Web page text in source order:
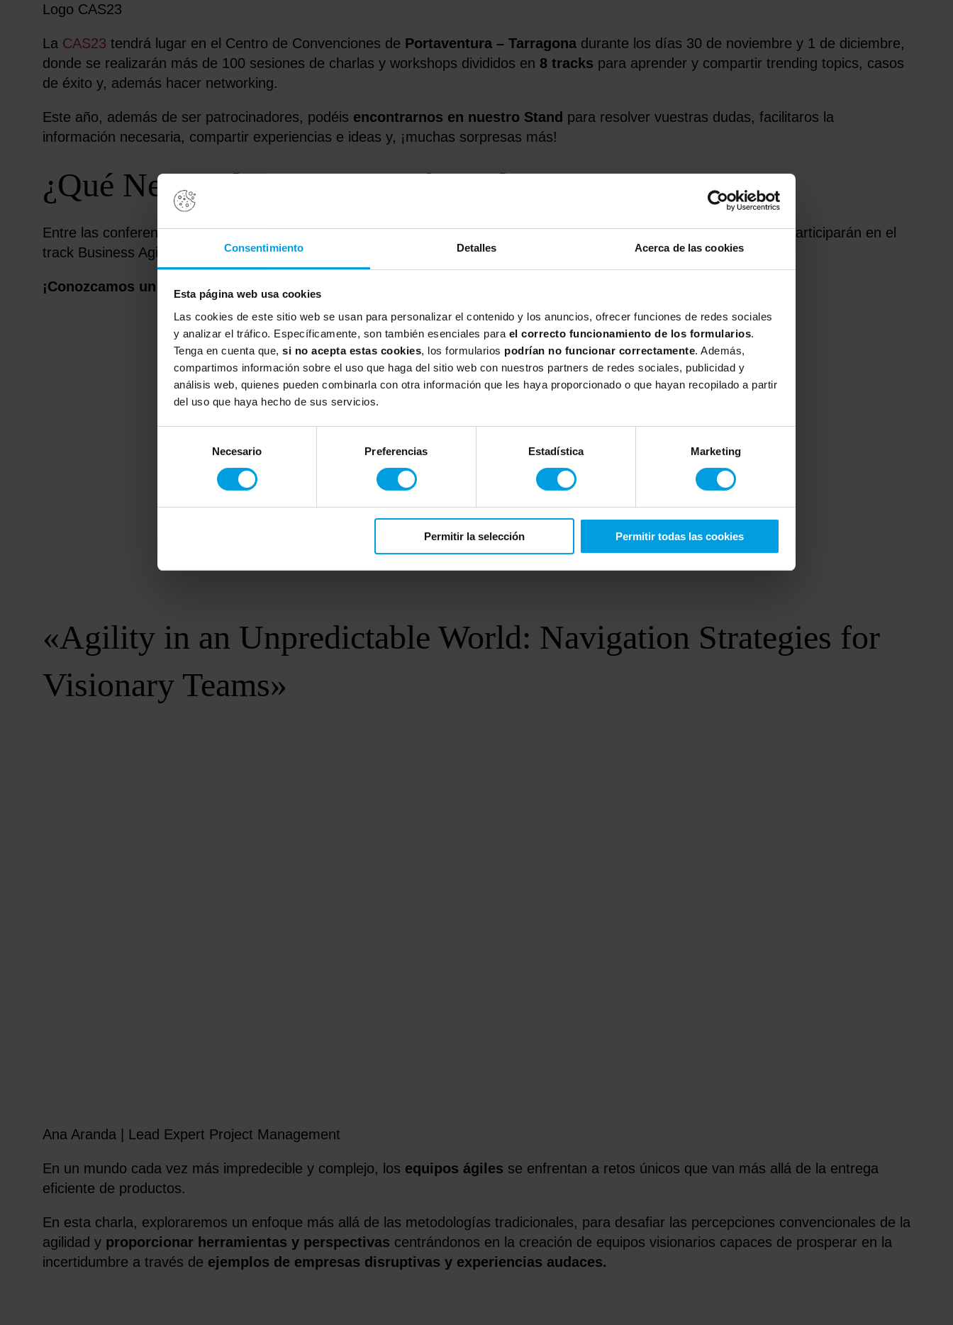
Consentimiento Detalles Acerca de las cookies
Esta página web usa cookies
Las cookies de este sitio web se usan para personalizar el contenido y los anuncios, ofrecer funciones de redes sociales
y analizar el tráfico. Específicamente, son también esenciales para el correcto funcionamiento de los formularios.
Tenga en cuenta que, si no acepta estas cookies, los formularios podrían no funcionar correctamente. Además,
compartimos información sobre el uso que haga del sitio web con nuestros partners de redes sociales, publicidad y
análisis web, quienes pueden combinarla con otra información que les haya proporcionado o que hayan recopilado a partir
del uso que haya hecho de sus servicios.
consentimiento
Necesario Preferencias Estadística Marketing
Permitir la selección Permitir todas las cookies
Logo CAS23
La CAS23 tendrá lugar en el Centro de Convenciones de Portaventura – Tarragona durante los días 30 de noviembre y 1 de diciembre,
donde se realizarán más de 100 sesiones de charlas y workshops divididos en 8 tracks para aprender y compartir trending topics, casos
de éxito y, además hacer networking.
Este año, además de ser patrocinadores, podéis encontrarnos en nuestro Stand para resolver vuestras dudas, facilitaros la
información necesaria, compartir experiencias e ideas y, ¡muchas sorpresas más!
¿Qué Netminders participarán en la CAS23?
Entre las conferencias confirmadas para esta edición de laCAS23, contamos con3 speakers Netminderslos cuales participarán en el
track Business Agility y Lightning Talks.
¡Conozcamos un poco más a nuestros speakers!
«Agility in an Unpredictable World: Navigation Strategies for
Visionary Teams»
Ana Aranda | Lead Expert Project Management
En un mundo cada vez más impredecible y complejo, los equipos ágiles se enfrentan a retos únicos que van más allá de la entrega
eficiente de productos.
En esta charla, exploraremos un enfoque más allá de las metodologías tradicionales, para desafiar las percepciones convencionales de la
agilidad y proporcionar herramientas y perspectivas centrándonos en la creación de equipos visionarios capaces de prosperar en la
incertidumbre a través de ejemplos de empresas disruptivas y experiencias audaces.